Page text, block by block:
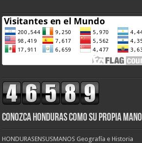
CONOZCA HONDURAS COMO SU PROPIA MANO
HONDURASENSUSMANOS Geografía e Historia